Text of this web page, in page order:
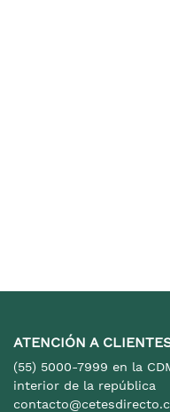
ATENCIÓN A
(55) 5000-7999 en la
interior de la república